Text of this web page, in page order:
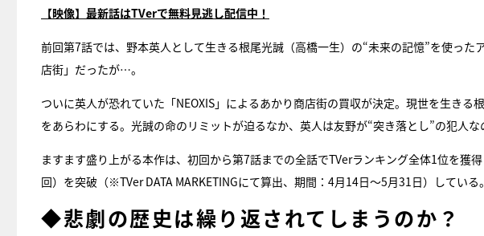
【映像】最新話はTVerで無料見逃し配信中！
前回第7話では、野本英人として生きる根尾光誠（高橋一生）の“未来の記憶”を使った
店街」だったが…。
ついに英人が恐れていた「NEOXIS」によるあかり商店街の買収が決定。現世を生きる
をあらわにする。光誠の命のリミットが迫るなか、英人は友野が“突き落とし”の犯人
ますます盛り上がる本作は、初回から第7話までの全話でTVerランキング全体1位を獲
回）を突破（※TVer DATA MARKETINGにて算出、期間：4月14日～5月31日）している。
◆悲劇の歴史は繰り返されてしまうのか？